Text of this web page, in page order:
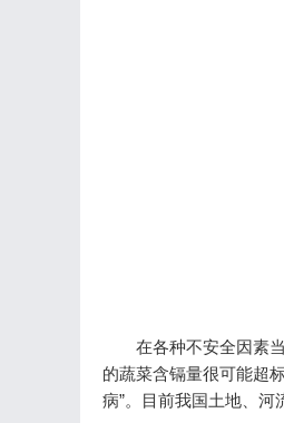
在各种不安全因素
的蔬菜含镉量很可能超
病”。目前我国土地、河